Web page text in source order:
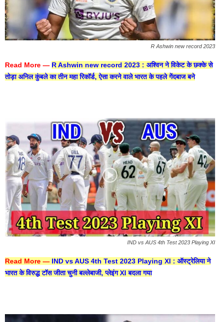
R Ashwin new record 2023
Read More — R Ashwin new record 2023 : अश्विन ने विकेट के छक्के से
तोड़ा अनिल कुंबले का तीन महा रिकॉर्ड, ऐसा करने वाले भारत के पहले गेंदबाज बने
IND vs AUS 4th Test 2023 Playing XI
Read More — IND vs AUS 4th Test 2023 Playing XI : ऑस्ट्रेलिया ने
भारत के विरुद्ध टॉस जीता चुनी बल्लेबाजी, प्लेइंग XI बदला गया